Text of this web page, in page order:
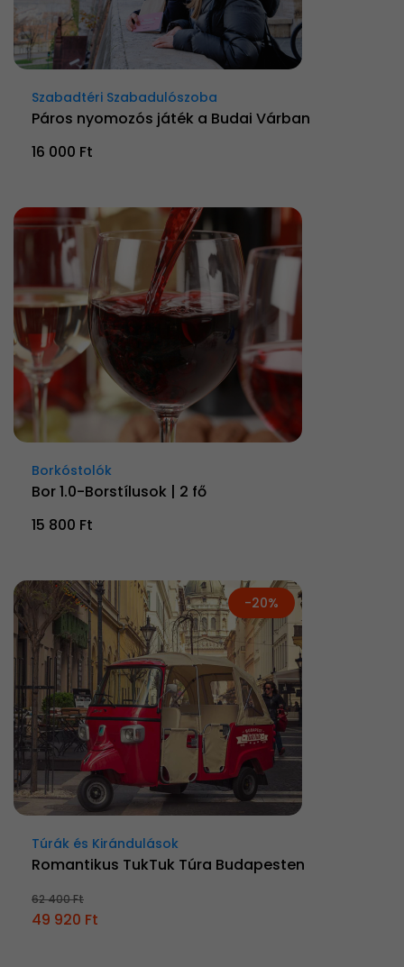
Szabadtéri Szabadulószoba
Páros nyomozós játék a Budai Várban
16 000 Ft
Borkóstolók
Bor 1.0-Borstílusok | 2 fő
15 800 Ft
-20%
Túrák és Kirándulások
Romantikus TukTuk Túra Budapesten
62 400 Ft
49 920 Ft